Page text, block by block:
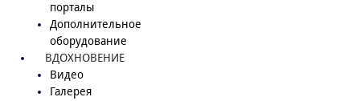
порталы
Дополнительное
оборудование
ВДОХНОВЕНИЕ
Видео
Галерея